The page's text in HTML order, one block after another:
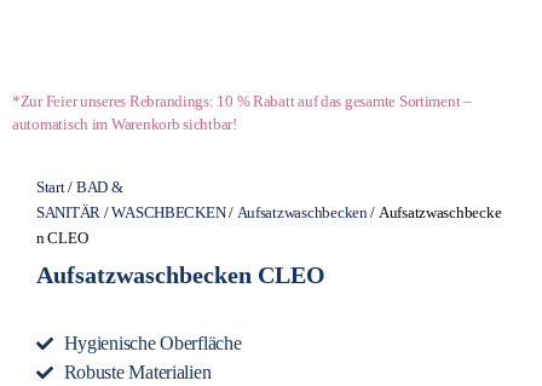
*Zur Feier unseres Rebrandings: 10 % Rabatt auf das gesamte Sortiment –
automatisch im Warenkorb sichtbar!
Start/ BAD &
SANITÄR /WASCHBECKEN/ Aufsatzwaschbecken / Aufsatzwaschbecke
n CLEO
Aufsatzwaschbecken CLEO
Hygienische Oberfläche
Robuste Materialien